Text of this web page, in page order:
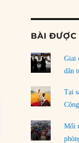
03/08/2026
Đặt cược vào
rủi ro
02/08/2026
Làm thế
01/08/2026
Chiến lược
31/07/2026
BÀI ĐƯỢC
Giai
dân
Tại
Mối